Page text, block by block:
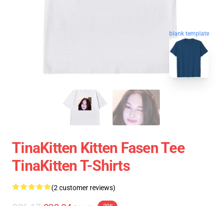
blank template
TinaKitten Kitten Fasen Tee
TinaKitten T-Shirts
(2 customer reviews)